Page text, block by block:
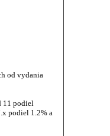
od vydania
11 podiel
podiel 1.2% a